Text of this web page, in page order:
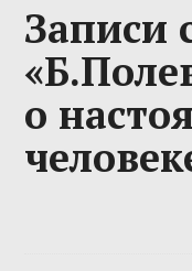
Записи
о